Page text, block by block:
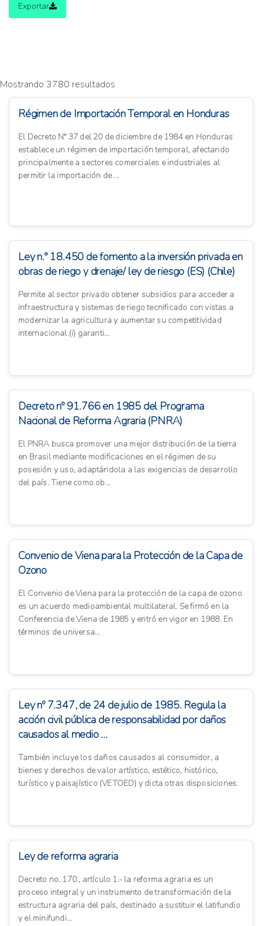
Exportar
Mostrando 3780 resultados
Régimen de Importación Temporal en Honduras
El Decreto N° 37 del 20 de diciembre de 1984 en Honduras
establece un régimen de importación temporal, afectando
principalmente a sectores comerciales e industriales al
permitir la importación de ...
Ley n.° 18.450 de fomento a la inversión privada en
obras de riego y drenaje/ ley de riesgo (ES) (Chile)
Permite al sector privado obtener subsidios para acceder a
infraestructura y sistemas de riego tecnificado con vistas a
modernizar la agricultura y aumentar su competitividad
internacional.(i) garanti...
Decreto nº 91.766 en 1985 del Programa
Nacional de Reforma Agraria (PNRA)
El PNRA busca promover una mejor distribución de la tierra
en Brasil mediante modificaciones en el régimen de su
posesión y uso, adaptándola a las exigencias de desarrollo
del país. Tiene como ob...
Convenio de Viena para la Protección de la Capa de
Ozono
El Convenio de Viena para la protección de la capa de ozono
es un acuerdo medioambiental multilateral. Se firmó en la
Conferencia de Viena de 1985 y entró en vigor en 1988. En
términos de universa...
Ley nº 7.347, de 24 de julio de 1985. Regula la
acción civil pública de responsabilidad por daños
causados al medio ...
También incluye los daños causados al consumidor, a
bienes y derechos de valor artístico, estético, histórico,
turístico y paisajístico (VETOED) y dicta otras disposiciones.
Ley de reforma agraria
Decreto no. 170., artí­culo 1.- la reforma agraria es un
proceso integral y un instrumento de transformación de la
estructura agraria del paí­s, destinado a sustituir el latifundio
y el minifundi...